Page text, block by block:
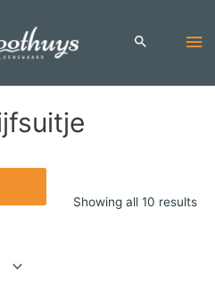
Showing all 10 results